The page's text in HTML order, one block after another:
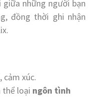
những người bạn
đồng thời ghi nhận
cảm xúc.
thể loại ngôn tình